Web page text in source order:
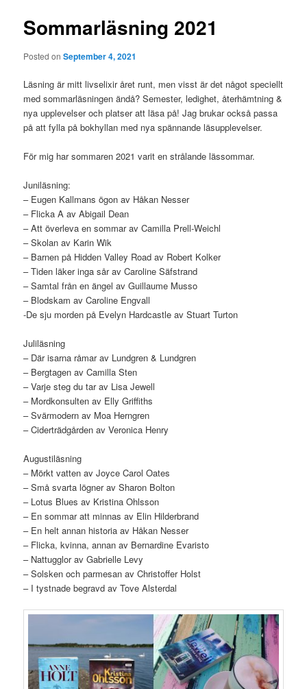
Sommarläsning 2021
Posted onSeptember 4, 2021
Läsning är mitt livselixir året runt, men visst är det något speciellt
med sommarläsningen ändå? Semester, ledighet, återhämtning &
nya upplevelser och platser att läsa på! Jag brukar också passa
på att fylla på bokhyllan med nya spännande läsupplevelser.
För mig har sommaren 2021 varit en strålande lässommar.
Juniläsning:
– Eugen Kallmans ögon av Håkan Nesser
– Flicka A av Abigail Dean
– Att överleva en sommar av Camilla Prell-Weichl
– Skolan av Karin Wik
– Barnen på Hidden Valley Road av Robert Kolker
– Tiden läker inga sår av Caroline Säfstrand
– Samtal från en ängel av Guillaume Musso
– Blodskam av Caroline Engvall
-De sju morden på Evelyn Hardcastle av Stuart Turton
Juliläsning
– Där isarna råmar av Lundgren & Lundgren
– Bergtagen av Camilla Sten
– Varje steg du tar av Lisa Jewell
– Mordkonsulten av Elly Griffiths
– Svärmodern av Moa Herngren
– Ciderträdgården av Veronica Henry
Augustiläsning
– Mörkt vatten av Joyce Carol Oates
– Små svarta lögner av Sharon Bolton
– Lotus Blues av Kristina Ohlsson
– En sommar att minnas av Elin Hilderbrand
– En helt annan historia av Håkan Nesser
– Flicka, kvinna, annan av Bernardine Evaristo
– Nattugglor av Gabrielle Levy
– Solsken och parmesan av Christoffer Holst
– I tystnade begravd av Tove Alsterdal